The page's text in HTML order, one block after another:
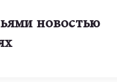
новостью